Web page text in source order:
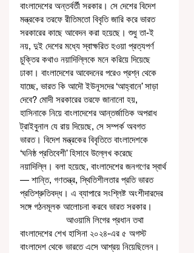
বাংলাদেশের অন্তর্বর্তী সরকার। সে দেশের বিদেশ
মন্ত্রকের তরফে রীতিমতো বিবৃতি জারি করে ভারত
সরকারের কাছে আবেদন করা হয়েছে। শুধু তা-ই
নয়, দুই দেশের মধ্যে স্বাক্ষরিত হওয়া প্রত্যপর্ণ
চুক্তির কথাও নয়াদিল্লিকে মনে করিয়ে দিয়েছে
ঢাকা। বাংলাদেশের আবেদনের পরেও প্রশ্ন থেকে
যাচ্ছে, ভারত কি আদৌ ইউনূসদের ‘আহ্বানে’ সাড়া
দেবে? মোদী সরকারের তরফে জানানো হয়,
হাসিনাকে নিয়ে বাংলাদেশের আন্তর্জাতিক অপরাধ
ট্রাইবুনাল যে রায় দিয়েছে, সে সম্পর্ক অবগত
ভারত। বিদেশ মন্ত্রকের বিবৃতিতে বাংলাদেশকে
‘ঘনিষ্ঠ প্রতিবেশী’ হিসাবে উল্লেখ করেছে
নয়াদিল্লি। বলা হয়েছে, বাংলাদেশের জনগণের স্বার্থ
— শান্তি, গণতন্ত্র, স্থিতিশীলতার প্রতি ভারত
প্রতিশ্রুতিবদ্ধ। এ ব্যাপারে সংশ্লিষ্ট অংশীদারদের
সঙ্গে গঠনমূলক আলোচনা করবে ভারত সরকার।
বাংলাদেশের শেখ হাসিনা ২০২৪-এর ৫ অগস্ট
বাংলাদেশ থেকে ভারতে এসে আশ্রয় নিয়েছিলেন।